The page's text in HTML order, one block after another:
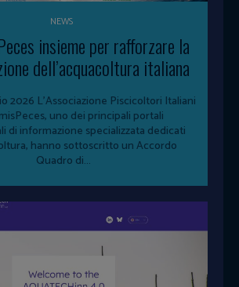
NEWS
insieme per rafforzare la
dell’acquacoltura italiana
Italiani
uno dei principali portali
di informazione specializzata dedicati
hanno sottoscritto un Accordo
Quadro di...